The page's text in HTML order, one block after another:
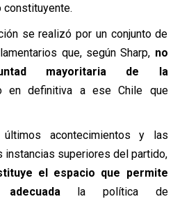
constituyente.
se realizó por un conjunto de
que, según Sharp, no
mayoritaria de la
en definitiva a ese Chile que
acontecimientos y las
superiores del partido,
el espacio que permite
la política de